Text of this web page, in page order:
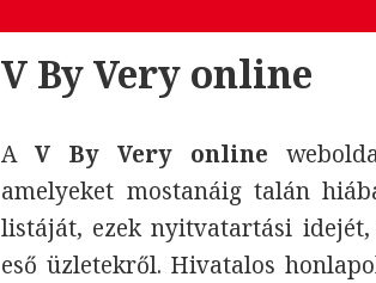
V By Very online
AV By Very online
amelyeket mostanáig talán
listáját, ezek nyitvatartási
eső üzletekről. Hivatalos